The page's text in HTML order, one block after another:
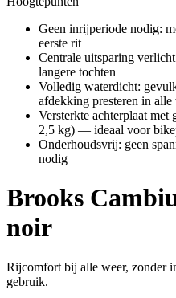
Geen inrijperiode nodig:
eerste rit
Centrale uitsparing
langere tochten
Volledig waterdicht:
afdekking presteren in alle
Versterkte achterplaat met
2,5 kg) — ideaal voor
Onderhoudsvrij: geen
nodig
Brooks
noir
Rijcomfort bij alle weer, zonder
gebruik.